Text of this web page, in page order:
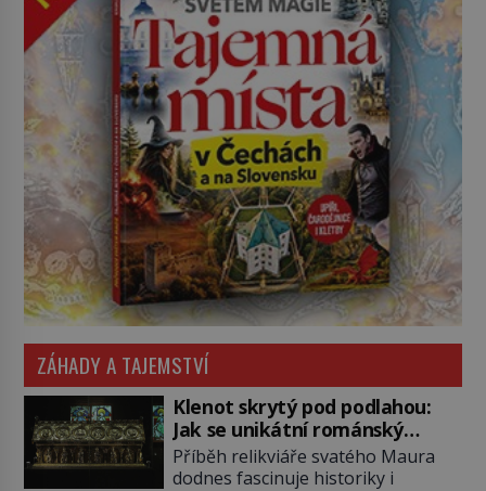
ZÁHADY A TAJEMSTVÍ
Klenot skrytý pod podlahou:
Jak se unikátní románský
poklad dostal do zapadlého
Bečova?
Příběh relikviáře svatého Maura
dodnes fascinuje historiky i